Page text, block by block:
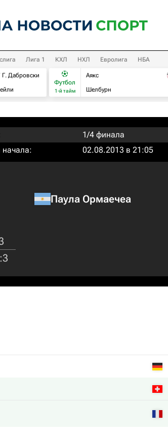
Лига 1 КХЛ НХЛ Евролига НБА
Г. Дабровски
Футбол
1-й тайм
Аякс
Шелбурн
1/4 финала
02.08.2013 в 21:05
Паула Ормаечеа
:3